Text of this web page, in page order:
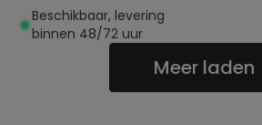
Beschikbaar, levering
binnen 48/72 uur
Meer laden